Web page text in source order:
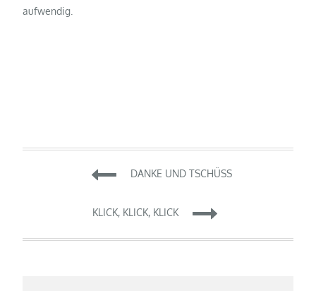
aufwendig.
Beitragsnavigation
DANKE UND TSCHÜSS
KLICK, KLICK, KLICK